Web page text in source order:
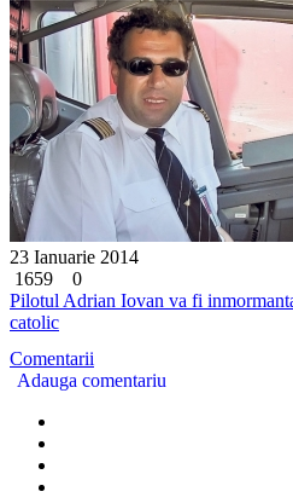
23 Ianuarie 2014
1659
0
Pilotul Adrian Iovan va fi
catolic
Comentarii
Adauga comentariu